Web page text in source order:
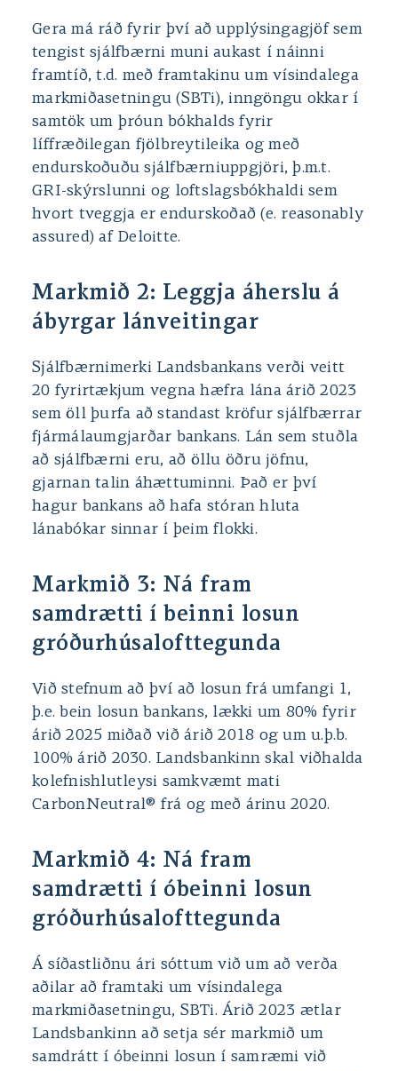
Gera má ráð fyrir því að upplýsingagjöf sem
tengist sjálfbærni muni aukast í náinni
framtíð, t.d. með framtakinu um vísindalega
markmiðasetningu (SBTi), inngöngu okkar í
samtök um þróun bókhalds fyrir
líffræðilegan fjölbreytileika og með
endurskoðuðu sjálfbærniuppgjöri, þ.m.t.
GRI-skýrslunni og loftslagsbókhaldi sem
hvort tveggja er endurskoðað (e. reasonably
assured) af Deloitte.
Markmið 2: Leggja áherslu á
ábyrgar lánveitingar
Sjálfbærnimerki Landsbankans verði veitt
20 fyrirtækjum vegna hæfra lána árið 2023
sem öll þurfa að standast kröfur sjálfbærrar
fjármálaumgjarðar bankans. Lán sem stuðla
að sjálfbærni eru, að öllu öðru jöfnu,
gjarnan talin áhættuminni. Það er því
hagur bankans að hafa stóran hluta
lánabókar sinnar í þeim flokki.
Markmið 3: Ná fram
samdrætti í beinni losun
gróðurhúsalofttegunda
Við stefnum að því að losun frá umfangi 1,
þ.e. bein losun bankans, lækki um 80% fyrir
árið 2025 miðað við árið 2018 og um u.þ.b.
100% árið 2030. Landsbankinn skal viðhalda
kolefnishlutleysi samkvæmt mati
CarbonNeutral® frá og með árinu 2020.
Markmið 4: Ná fram
samdrætti í óbeinni losun
gróðurhúsalofttegunda
Á síðastliðnu ári sóttum við um að verða
aðilar að framtaki um vísindalega
markmiðasetningu, SBTi. Árið 2023 ætlar
Landsbankinn að setja sér markmið um
samdrátt í óbeinni losun í samræmi við